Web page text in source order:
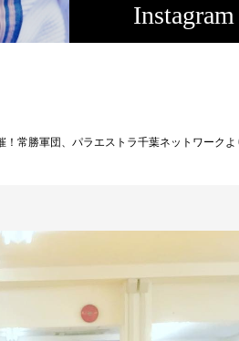
Instagram
トラ千葉ネットワークより扇久保博正、浅倉カンナ、神田コウヤが出